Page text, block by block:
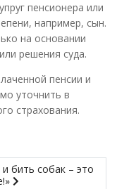
пенсионера или
например, сын.
на основании
решения суда.
пенсии и
уточнить в
страхования.
и бить собак – это